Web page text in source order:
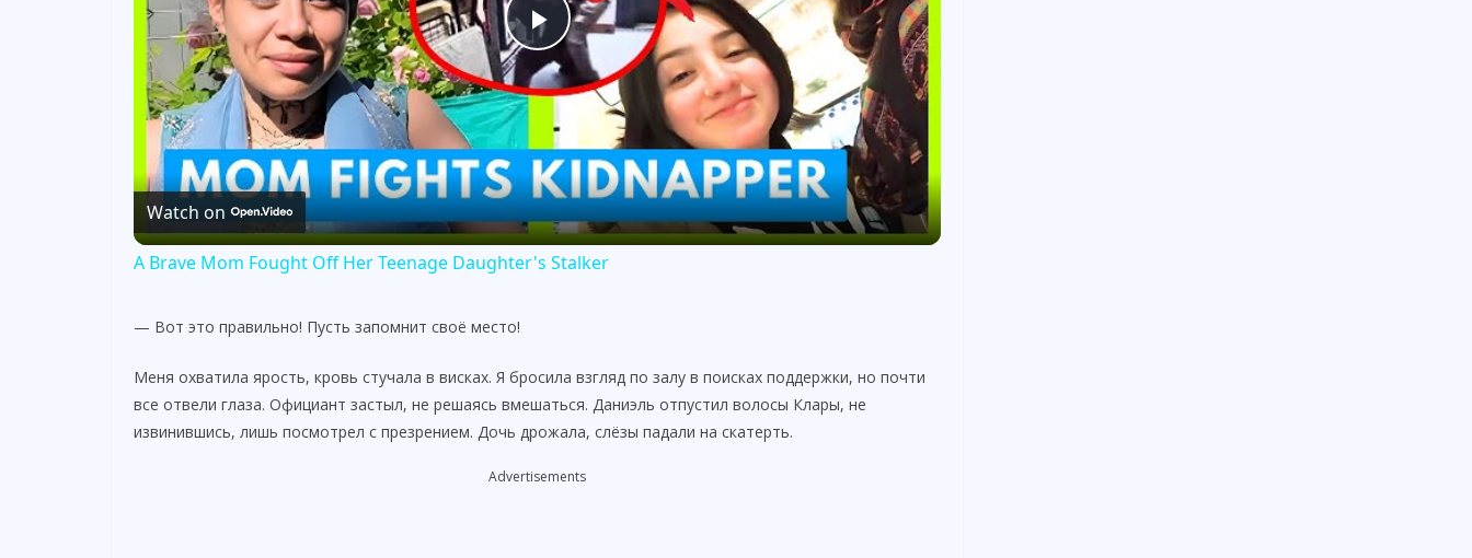
P
a
y
i
d
Watch on
A Brave Mom Fought Off Her Teenage Daughter's Stalker
— Вот это правильно! Пусть запомнит своё место!
Меня охватила ярость, кровь стучала в висках. Я бросила взгляд по залу в поисках поддержки, но почти
все отвели глаза. Официант застыл, не решаясь вмешаться. Даниэль отпустил волосы Клары, не
извинившись, лишь посмотрел с презрением. Дочь дрожала, слёзы падали на скатерть.
Advertisements